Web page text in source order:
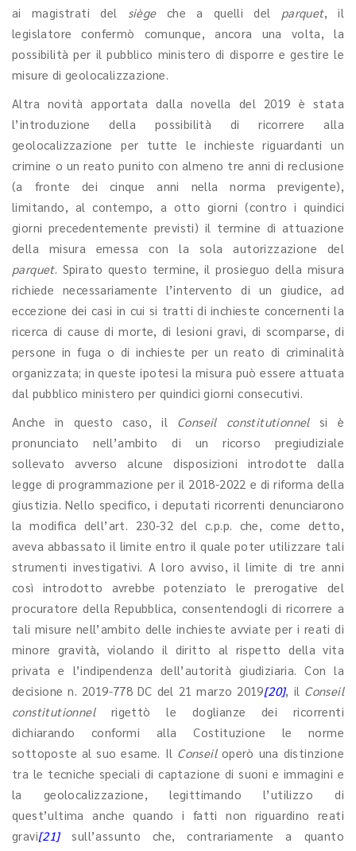
ai magistrati del siègeche a quelli del parquet, il
legislatore confermò comunque, ancora una volta, la
possibilità per il pubblico ministero di disporre e gestire le
misure di geolocalizzazione.
Altra novità apportata dalla novella del 2019 è stata
l’introduzione della possibilità di ricorrere alla
geolocalizzazione per tutte le inchieste riguardanti un
crimine o un reato punito con almeno tre anni di reclusione
(a fronte dei cinque anni nella norma previgente),
limitando, al contempo, a otto giorni (contro i quindici
giorni precedentemente previsti) il termine di attuazione
della misura emessa con la sola autorizzazione del
parquet. Spirato questo termine, il prosieguo della misura
richiede necessariamente l’intervento di un giudice, ad
eccezione dei casi in cui si tratti di inchieste concernenti la
ricerca di cause di morte, di lesioni gravi, di scomparse, di
persone in fuga o di inchieste per un reato di criminalità
organizzata; in queste ipotesi la misura può essere attuata
dal pubblico ministero per quindici giorni consecutivi.
Anche in questo caso, il Conseil constitutionnelsi è
pronunciato nell’ambito di un ricorso pregiudiziale
sollevato avverso alcune disposizioni introdotte dalla
legge di programmazione per il 2018-2022 e di riforma della
giustizia. Nello specifico, i deputati ricorrenti denunciarono
la modifica dell’art. 230-32 del c.p.p. che, come detto,
aveva abbassato il limite entro il quale poter utilizzare tali
strumenti investigativi. A loro avviso, il limite di tre anni
così introdotto avrebbe potenziato le prerogative del
procuratore della Repubblica, consentendogli di ricorrere a
tali misure nell’ambito delle inchieste avviate per i reati di
minore gravità, violando il diritto al rispetto della vita
privata e l’indipendenza dell’autorità giudiziaria. Con la
decisione n. 2019-778 DC del 21 marzo 2019[20], il Conseil
constitutionnelrigettò le doglianze dei ricorrenti
dichiarando conformi alla Costituzione le norme
sottoposte al suo esame. Il Conseiloperò una distinzione
tra le tecniche speciali di captazione di suoni e immagini e
la geolocalizzazione, legittimando l’utilizzo di
quest’ultima anche quando i fatti non riguardino reati
gravi[21]sull’assunto che, contrariamente a quanto